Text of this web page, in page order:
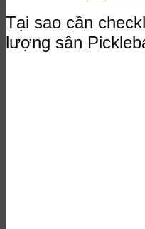
Tại sao cần
lượng sân